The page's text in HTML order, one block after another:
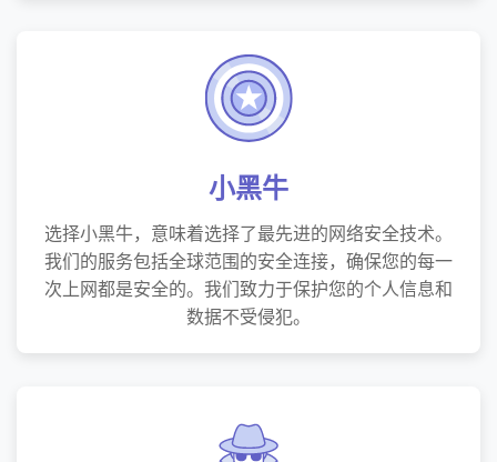
小黑牛
选择小黑牛，意味着选择了最先进的网络安全技术。
我们的服务包括全球范围的安全连接，确保您的每一
次上网都是安全的。我们致力于保护您的个人信息和
数据不受侵犯。